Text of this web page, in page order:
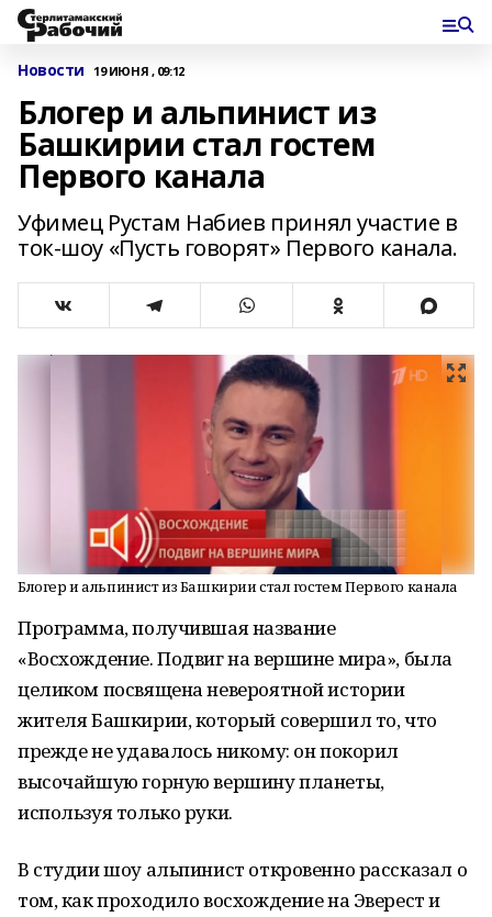
Новости 19 ИЮНЯ , 09:12
Блогер и альпинист из
Башкирии стал гостем
Первого канала
Уфимец Рустам Набиев принял участие в
ток-шоу «Пусть говорят» Первого канала.
Блогер и альпинист из Башкирии стал гостем Первого канала
Программа, получившая название
«Восхождение. Подвиг на вершине мира», была
целиком посвящена невероятной истории
жителя Башкирии, который совершил то, что
прежде не удавалось никому: он покорил
высочайшую горную вершину планеты,
используя только руки.
В студии шоу альпинист откровенно рассказал о
том, как проходило восхождение на Эверест и